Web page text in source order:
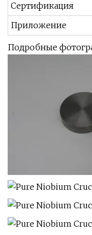
Сертификация
Приложение
Подробные